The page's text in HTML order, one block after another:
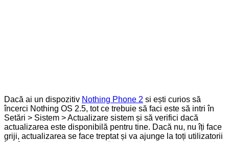
Dacă ai un dispozitiv Nothing Phone 2 si ești curios să
încerci Nothing OS 2.5, tot ce trebuie să faci este să intri în
Setări > Sistem > Actualizare sistem și să verifici dacă
actualizarea este disponibilă pentru tine. Dacă nu, nu îți face
griji, actualizarea se face treptat și va ajunge la toți utilizatorii